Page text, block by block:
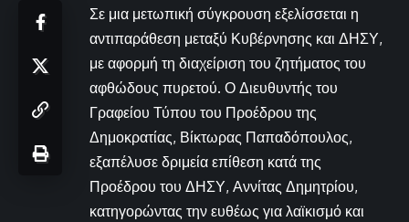
Σε μια μετωπική σύγκρουση εξελίσσεται η
αντιπαράθεση μεταξύ Κυβέρνησης και ΔΗΣΥ,
με αφορμή τη διαχείριση του ζητήματος του
αφθώδους πυρετού. Ο Διευθυντής του
Γραφείου Τύπου του Προέδρου της
Δημοκρατίας, Βίκτωρας Παπαδόπουλος,
εξαπέλυσε δριμεία επίθεση κατά της
Προέδρου του ΔΗΣΥ, Αννίτας Δημητρίου,
κατηγορώντας την ευθέως για λαϊκισμό και